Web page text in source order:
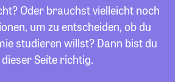
Oder brauchst vielleicht noch
um zu entscheiden, ob du
studieren willst? Dann bist du
Seite richtig.